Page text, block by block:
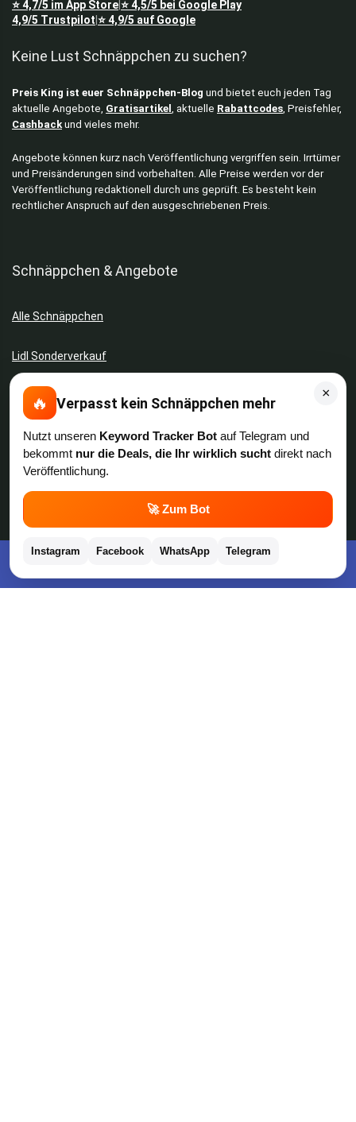
⭐4,7/5 im App Store⭐4,5/5 bei Google Play
4,9/5 Trustpilot ⭐4,9/5 auf Google
Keine Lust Schnäppchen zu suchen?
Preis King ist euer Schnäppchen-Blog und bietet euch jeden Tag
aktuelle Angebote, Gratisartikel , aktuelle Rabattcodes , Preisfehler,
Cashback und vieles mehr.
Angebote können kurz nach Veröffentlichung vergriffen sein. Irrtümer
und Preisänderungen sind vorbehalten. Alle Preise werden vor der
Veröffentlichung redaktionell durch uns geprüft. Es besteht kein
rechtlicher Anspruch auf den ausgeschriebenen Preis.
Schnäppchen & Angebote
Alle Schnäppchen
Lidl Sonderverkauf
Amazon Spar-Abo
Amazon Angebote
AOK Gratisgeschenke
Gutscheine, Coupons & Payback
Coupons & Gutscheine
×
🔥 Verpasst kein Schnäppchen mehr
Nutzt unseren Keyword Tracker Bot auf Telegram und
bekommt nur die Deals, die Ihr wirklich sucht direkt nach
Veröffentlichung.
🚀 Zum Bot
Instagram Facebook WhatsApp Telegram